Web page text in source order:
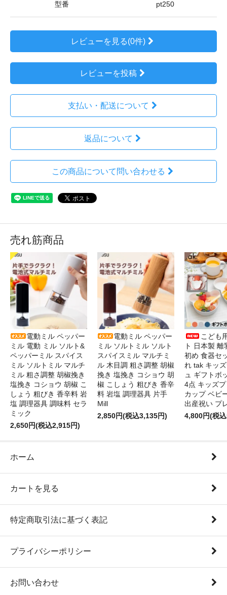
型番 pt250
レビューを見る(0件)
レビューを投稿
支払い・配送について
返品について
この商品について問い合わせる
売れ筋商品
電動ミル ペッパー
ミル 電動 ミル ソルト&
ペッパーミル スパイス
ミル ソルトミル マルチ
ミル 粗さ調整 胡椒挽き
塩挽き コショウ 胡椒 こ
しょう 粗びき 香辛料 岩
塩 調理器具 調味料 セラ
ミック
2,650円(税込2,915円)
電動ミル ペッパー
ミル ソルトミル ソルト
スパイスミル マルチミ
ル 木目調 粗さ調整 胡椒
挽き 塩挽き コショウ 胡
椒 こしょう 粗びき 香辛
料 岩塩 調理器具 片手
Mill
2,850円(税込3,135円)
こども
ト 日本製
初め 食器セ
れ tak キッ
ュ ギフトボ
4点 キッズ
カップ ベビ
出産祝い プ
4,800円(税
ホーム
カートを見る
特定商取引法に基づく表記
プライバシーポリシー
お問い合わせ